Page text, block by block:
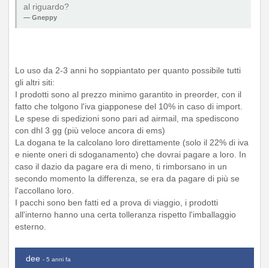
al riguardo?
Gneppy
Lo uso da 2-3 anni ho soppiantato per quanto possibile tutti
gli altri siti:
I prodotti sono al prezzo minimo garantito in preorder, con il
fatto che tolgono l'iva giapponese del 10% in caso di import.
Le spese di spedizioni sono pari ad airmail, ma spediscono
con dhl 3 gg (più veloce ancora di ems)
La dogana te la calcolano loro direttamente (solo il 22% di iva
e niente oneri di sdoganamento) che dovrai pagare a loro. In
caso il dazio da pagare era di meno, ti rimborsano in un
secondo momento la differenza, se era da pagare di più se
l'accollano loro.
I pacchi sono ben fatti ed a prova di viaggio, i prodotti
all'interno hanno una certa tolleranza rispetto l'imballaggio
esterno.
dee - 5 anni fa